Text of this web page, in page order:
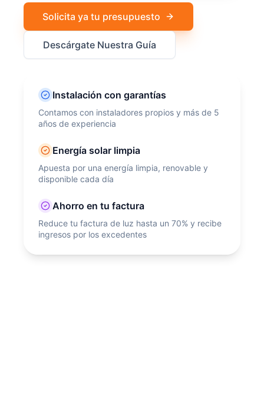
Solicita ya tu presupuesto
Descárgate Nuestra Guía
Instalación con garantías
Contamos con instaladores propios y más de 5
años de experiencia
Energía solar limpia
Apuesta por una energía limpia, renovable y
disponible cada día
Ahorro en tu factura
Reduce tu factura de luz hasta un 70% y recibe
ingresos por los excedentes